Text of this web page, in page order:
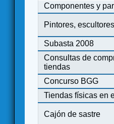
Componentes y
Pintores,
Subasta 2008
Consultas de
tiendas
Concurso BGG
Tiendas físicas en
Cajón de sastre